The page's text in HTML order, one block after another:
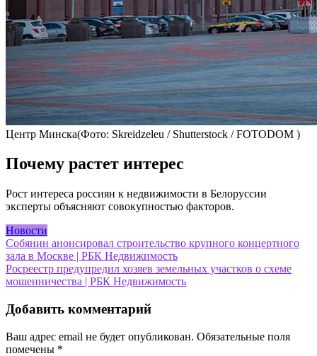
Центр Минска(Фото: Skreidzeleu / Shutterstock / FOTODOM )
Почему растет интерес
Рост интереса россиян к недвижимости в Белоруссии
эксперты объясняют совокупностью факторов.
Новости
Навигация
по
записям
Собянин анонсировал строительство крупного концертного
зала в Москве | РБК Недвижимость
Росреестр предупредил хозяев земельных участков о схеме
мошенничества | РБК Недвижимость
Добавить комментарий
Ваш адрес email не будет опубликован. Обязательные поля
помечены *